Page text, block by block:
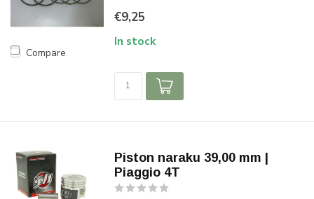
Compare
€9,25
In stock
Piston naraku 39,00 mm |
Piaggio 4T